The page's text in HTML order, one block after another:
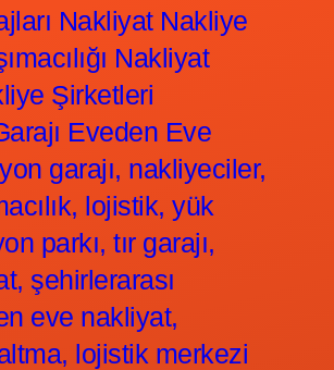
Nakliyat Nakliye
Nakliyat
Şirketleri
Eveden Eve
garajı, nakliyeciler,
lojistik, yük
parkı, tır garajı,
şehirlerarası
eve nakliyat,
lojistik merkezi